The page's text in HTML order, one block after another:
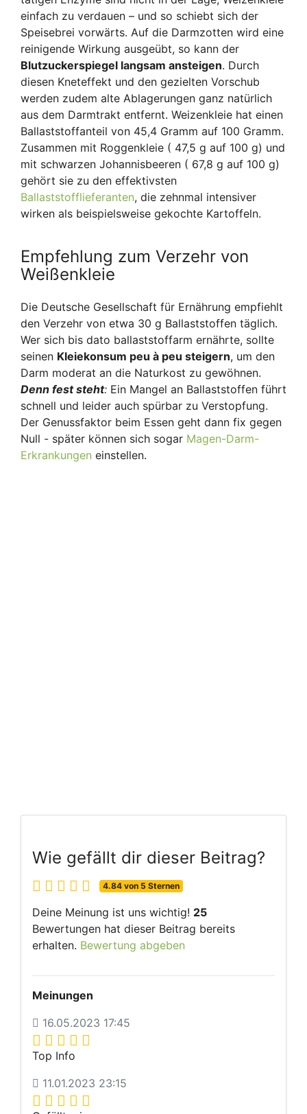
einfach zu verdauen – und so schiebt sich der
Speisebrei vorwärts. Auf die Darmzotten wird eine
reinigende Wirkung ausgeübt, so kann der
Blutzuckerspiegel langsam ansteigen. Durch
diesen Kneteffekt und den gezielten Vorschub
werden zudem alte Ablagerungen ganz natürlich
aus dem Darmtrakt entfernt. Weizenkleie hat einen
Ballaststoffanteil von 45,4 Gramm auf 100 Gramm.
Zusammen mit Roggenkleie ( 47,5 g auf 100 g) und
mit schwarzen Johannisbeeren ( 67,8 g auf 100 g)
gehört sie zu den effektivsten
Ballaststofflieferanten, die zehnmal intensiver
wirken als beispielsweise gekochte Kartoffeln.
Empfehlung zum Verzehr von
Weißenkleie
Die Deutsche Gesellschaft für Ernährung empfiehlt
den Verzehr von etwa 30 g Ballaststoffen täglich.
Wer sich bis dato ballaststoffarm ernährte, sollte
seinen Kleiekonsum peu à peu steigern, um den
Darm moderat an die Naturkost zu gewöhnen.
Denn fest steht: Ein Mangel an Ballaststoffen führt
schnell und leider auch spürbar zu Verstopfung.
Der Genussfaktor beim Essen geht dann fix gegen
Null - später können sich sogar Magen-Darm-
Erkrankungen einstellen.
Wie gefällt dir dieser Beitrag?
4.84 von 5 Sternen
Deine Meinung ist uns wichtig! 25
Bewertungen hat dieser Beitrag bereits
erhalten. Bewertung abgeben
Meinungen
16.05.2023 17:45
Top Info
11.01.2023 23:15